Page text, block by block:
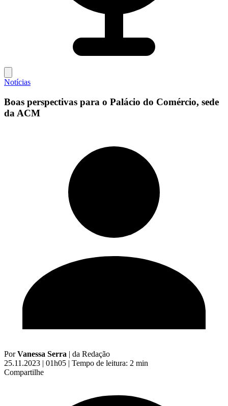
Notícias
Boas perspectivas para o Palácio do Comércio, sede
da ACM
PorVanessa Serra | da Redação
25.11.2023 | 01h05 | Tempo de leitura: 2 min
Compartilhe